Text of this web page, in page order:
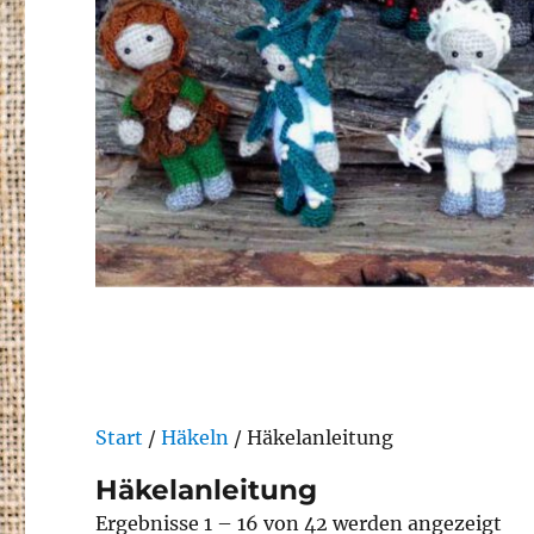
Start /Häkeln / Häkelanleitung
Häkelanleitung
Ergebnisse 1 – 16 von 42 werden angezeigt